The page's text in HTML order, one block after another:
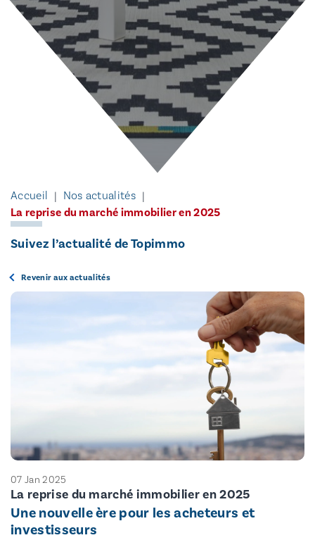
Accueil
Nos actualités
La reprise du marché immobilier en 2025
Suivez l’actualité de Topimmo
Revenir aux actualités
07 Jan 2025
La reprise du marché immobilier en 2025
Une nouvelle ère pour les acheteurs et
investisseurs